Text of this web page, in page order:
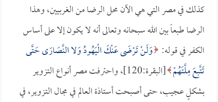
كذلك في مصر التي هي الآن محل الرضا من الغربيين، وهذا
الرضا طبعاً بين الله سبحانه وتعالى أنه لا يكون إلا على أساس
الكفر في قوله: وَلَنْ تَرْضَى عَنْكَ الْيَهُودُ وَلا النَّصَارَى حَتَّى
تَتَّبِعَ مِلَّتَهُمْ
[البقرة:120]، واحترفت مصر أنواع التزوير
بشكلٍ عجيب، حتى أصبحت أستاذة العالم في مجال التزوير، في